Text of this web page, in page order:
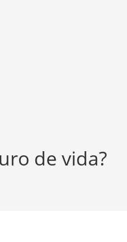
de vida?